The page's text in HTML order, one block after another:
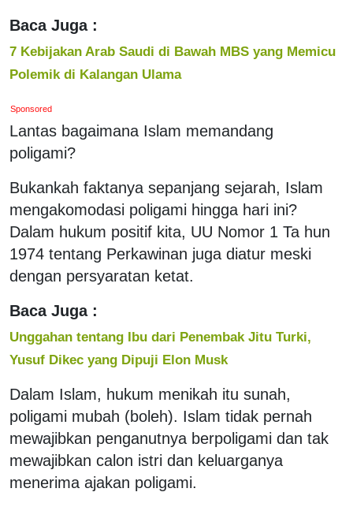
Baca Juga :
7 Kebijakan Arab Saudi di Bawah MBS yang Memicu
Polemik di Kalangan Ulama
Sponsored
Lantas bagaimana Islam memandang
poligami?
Bukankah faktanya sepanjang sejarah, Islam
mengakomodasi poligami hingga hari ini?
Dalam hukum positif kita, UU Nomor 1 Ta hun
1974 tentang Perkawinan juga diatur meski
dengan persyaratan ketat.
Baca Juga :
Unggahan tentang Ibu dari Penembak Jitu Turki,
Yusuf Dikec yang Dipuji Elon Musk
Dalam Islam, hukum menikah itu sunah,
poligami mubah (boleh). Islam tidak pernah
mewajibkan penganutnya berpoligami dan tak
mewajibkan calon istri dan keluarganya
menerima ajakan poligami.